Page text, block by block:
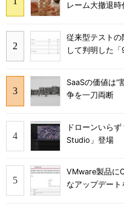
レーム大撤退時
従来型テスト
して判明した
SaaSの価値は
争を一刀両断
ドローンいら
Studio」登場
VMware製品に
なアップデート